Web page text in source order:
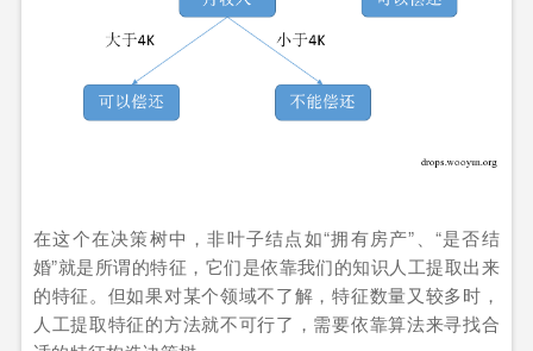
在这个在决策树中，非叶子结点如“拥有房产”、“是否结
婚”就是所谓的特征，它们是依靠我们的知识人工提取出来
的特征。但如果对某个领域不了解，特征数量又较多时，
人工提取特征的方法就不可行了，需要依靠算法来寻找合